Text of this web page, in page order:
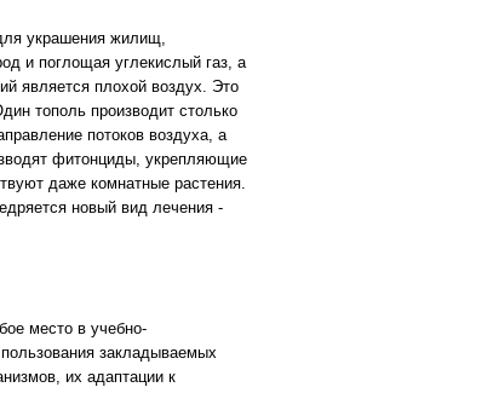
украшения жилищ,
и поглощая углекислый газ, а
является плохой воздух. Это
тополь производит столько
потоков воздуха, а
фитонциды, укрепляющие
даже комнатные растения.
новый вид лечения -
место в учебно-
закладываемых
их адаптации к